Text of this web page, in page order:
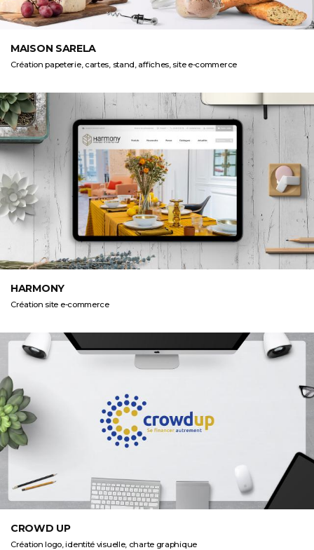
MAISON SARELA
Création papeterie, cartes, stand, affiches, site e-commerce
HARMONY
Création site e-commerce
CROWD UP
Création logo, identité visuelle, charte graphique